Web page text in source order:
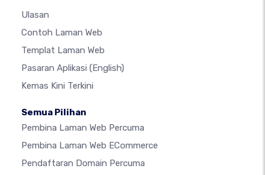
Ulasan
Contoh Laman Web
Templat Laman Web
Pasaran Aplikasi (English)
Kemas Kini Terkini
Semua Pilihan
Pembina Laman Web Percuma
Pembina Laman Web ECommerce
Pendaftaran Domain Percuma